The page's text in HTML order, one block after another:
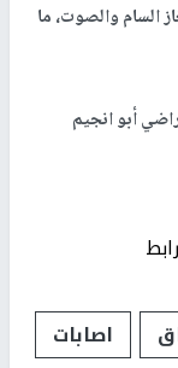
السام والصوت، ما
أبو انجيم
اصابات